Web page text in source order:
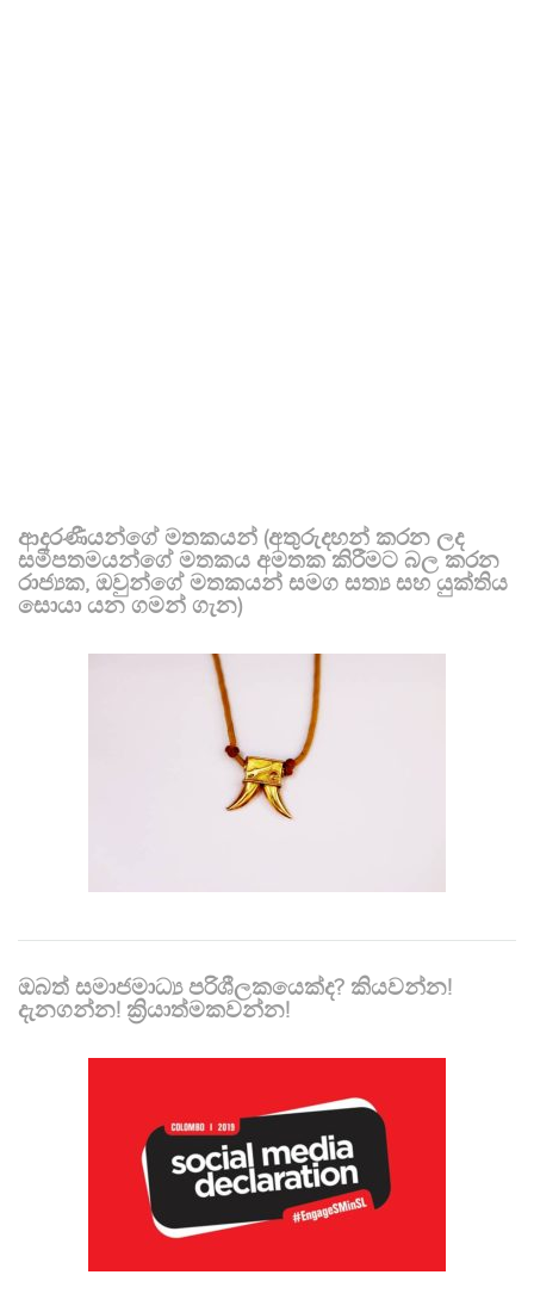
ආදරණීයන්ගේ මතකයන් (අතුරුදහන් කරන ලද
සමීපතමයන්ගේ මතකය අමතක කිරීමට බල කරන
රාජ්‍යක, ඔවුන්ගේ මතකයන් සමග සත්‍ය සහ යුක්තිය
සොයා යන ගමන් ගැන)
ඔබත් සමාජමාධ්‍ය පරිශීලකයෙක්ද? කියවන්න!
දැනගන්න! ක්‍රියාත්මකවන්න!